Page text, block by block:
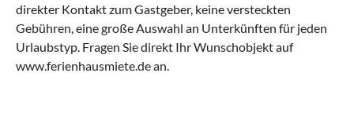
direkter Kontakt zum Gastgeber, keine versteckten
Gebühren, eine große Auswahl an Unterkünften für jeden
Urlaubstyp. Fragen Sie direkt Ihr Wunschobjekt auf
www.ferienhausmiete.de an.